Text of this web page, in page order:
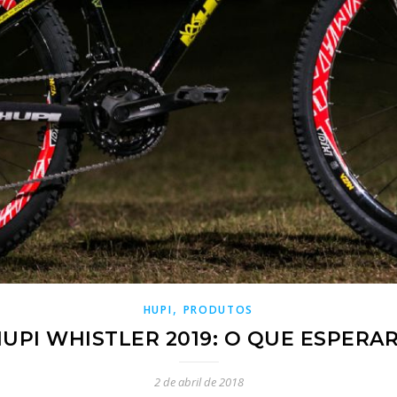
HUPI, PRODUTOS
WHISTLER 2019: O QUE
2 de abril de 2018